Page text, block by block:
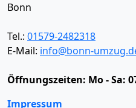
Bonn
Tel.: 01579-2482318
E-Mail: info@bonn-
Öffnungszeiten: Mo - Sa:
Impressum